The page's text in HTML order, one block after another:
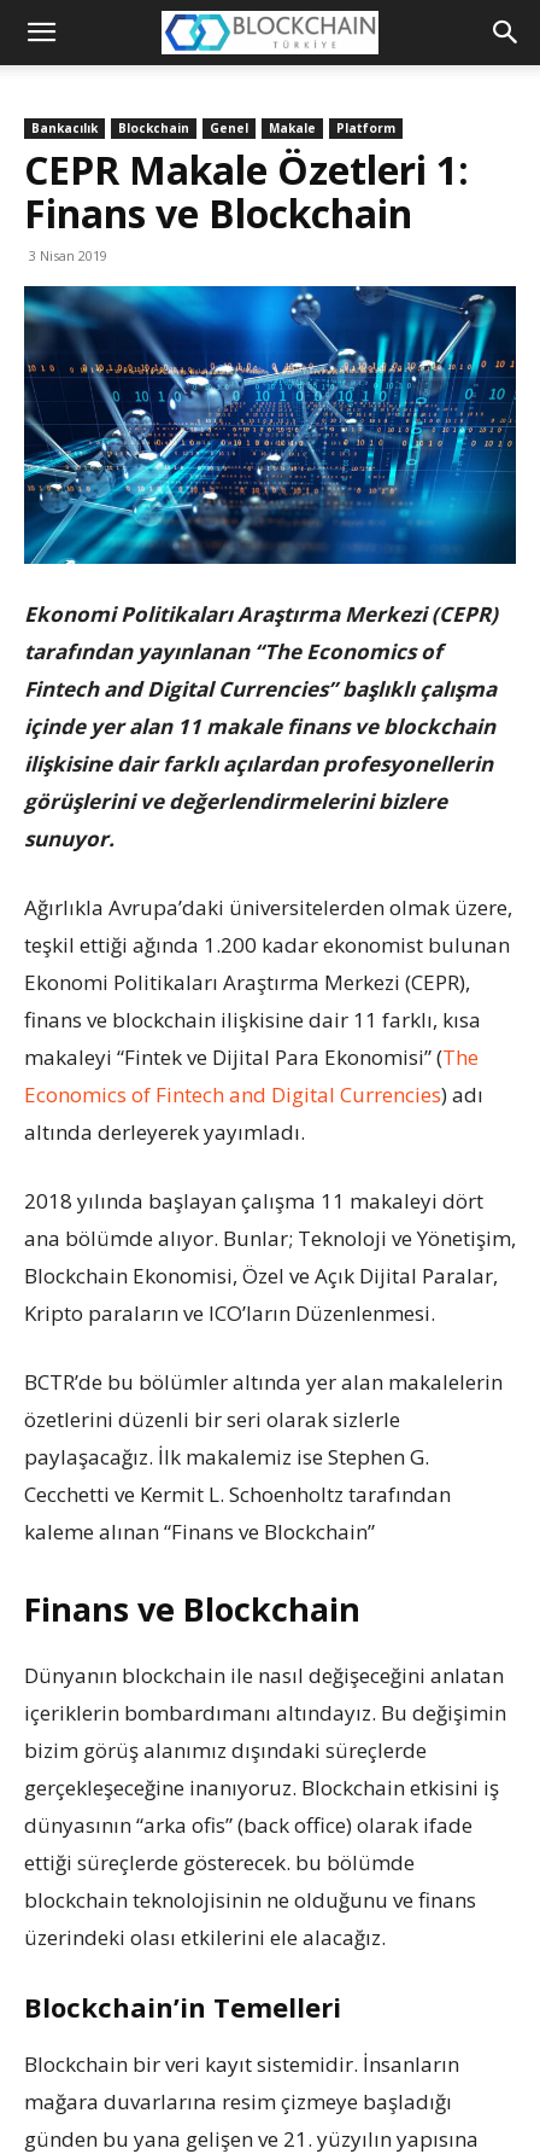
Blockchain
Bankacılık Blockchain Genel Makale Platform
CEPR Makale Özetleri 1:
Finans ve Blockchain
3 Nisan 2019
Ekonomi Politikaları Araştırma Merkezi (CEPR)
tarafından yayınlanan “The Economics of
Fintech and Digital Currencies” başlıklı çalışma
içinde yer alan 11 makale finans ve blockchain
ilişkisine dair farklı açılardan profesyonellerin
görüşlerini ve değerlendirmelerini bizlere
sunuyor.
Ağırlıkla Avrupa’daki üniversitelerden olmak üzere,
teşkil ettiği ağında 1.200 kadar ekonomist bulunan
Ekonomi Politikaları Araştırma Merkezi (CEPR),
finans ve blockchain ilişkisine dair 11 farklı, kısa
makaleyi “Fintek ve Dijital Para Ekonomisi” (The
Economics of Fintech and Digital Currencies) adı
altında derleyerek yayımladı.
2018 yılında başlayan çalışma 11 makaleyi dört
ana bölümde alıyor. Bunlar; Teknoloji ve Yönetişim,
Blockchain Ekonomisi, Özel ve Açık Dijital Paralar,
Kripto paraların ve ICO’ların Düzenlenmesi.
BCTR’de bu bölümler altında yer alan makalelerin
özetlerini düzenli bir seri olarak sizlerle
paylaşacağız. İlk makalemiz ise Stephen G.
Cecchetti ve Kermit L. Schoenholtz tarafından
kaleme alınan “Finans ve Blockchain”
Finans ve Blockchain
Dünyanın blockchain ile nasıl değişeceğini anlatan
içeriklerin bombardımanı altındayız. Bu değişimin
bizim görüş alanımız dışındaki süreçlerde
gerçekleşeceğine inanıyoruz. Blockchain etkisini iş
dünyasının “arka ofis” (back office) olarak ifade
ettiği süreçlerde gösterecek. bu bölümde
blockchain teknolojisinin ne olduğunu ve finans
üzerindeki olası etkilerini ele alacağız.
Blockchain’in Temelleri
Blockchain bir veri kayıt sistemidir. İnsanların
mağara duvarlarına resim çizmeye başladığı
günden bu yana gelişen ve 21. yüzyılın yapısına